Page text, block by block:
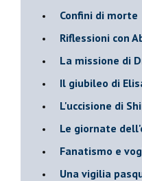
Confini di morte
Riflessioni con
La missione di
Il giubileo di
L'uccisione di
Le giornate
Fanatismo e
Una vigilia